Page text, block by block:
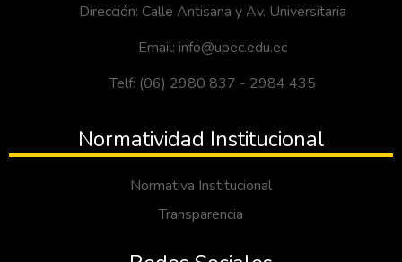
Dirección: Calle Antisana y Av. Universitaria
Email: info@upec.edu.ec
Telf: (06) 2980 837 - 2984 435
Normatividad Institucional
Normativa Institucional
Transparencia